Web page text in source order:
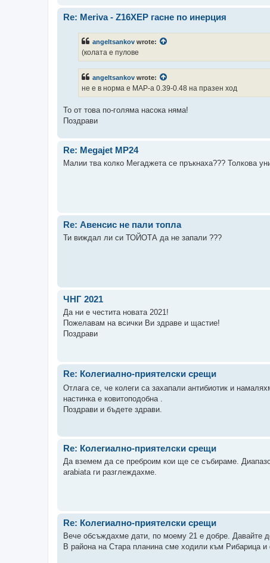
Re: Meriva - Z16XEP гасне по инерция
angeltsankov wrote:
(колата е пулове
angeltsankov wrote:
не е в норма е MAP-а 0.39-0.48 на празен ход
То от това по-голяма насока няма!
Поздрави
Re: Megajet MP24
Малии тва колко Мегаджета се пръкнаха??? Толкова
Re: Авенсис не пали топла
Ти виждал ли си ТОЙОТА да не запали ???
ЧНГ 2021
Да ни е честита новата 2021!
Пожелавам на всички Ви здраве и щастие!
Поздрави
Re: Колегиално-приятелски срещи
Отлага се, че колеги са захапали антибиотик и
настинка е ковитоподобна .
Поздрави и бъдете здрави.
Re: Колегиално-приятелски срещи
Да вземем да се преброим кои ще се събираме.
arabiata ги разглеждахме.
Re: Колегиално-приятелски срещи
Вече обсъждахме дати, по моему 21 е добре. Давайте
В района на Стара планина сме ходили към Рибарица и